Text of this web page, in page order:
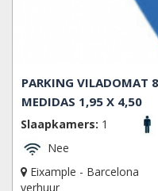
PARKING VILADOMAT
MEDIDAS 1,95 X 4,50
Slaapkamers: 1
Nee
Eixample - Barcelona
verhuur